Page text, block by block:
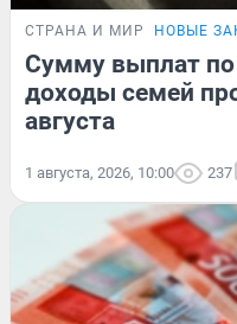
СТРАНА И МИР НОВЫЕ
Сумму выплат
доходы семей
августа
1 августа, 2026, 10:00 237